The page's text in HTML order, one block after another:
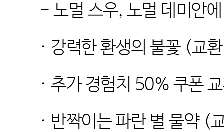
-노멀 스우, 노멀 데미안
· 강력한 환생의 불꽃(교
·추가 경험치 50% 쿠폰
· 반짝이는 파란 별 물약(